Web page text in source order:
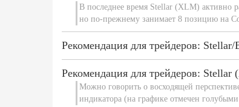
В последнее время Stellar (XLM) активно
но по-прежнему занимает 8 позицию на
Рекомендация для трейдеров:
Рекомендация для трейдеров:
Можно говорить о восходящей
индикатора (на графике отмечен